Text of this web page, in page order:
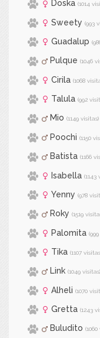
Doska (1014
Sweety (993
Guadalup
Pulque (1046
Cirila (1068
Talula (992
Mio (1149 visitas)
Poochi (1150
Batista (1166
Isabella (1143
Yenny (978
Roky (1519
Palomita
Tika (1107
Link (1049 visitas)
Alheli (1070
Gretta (1243
Buludito